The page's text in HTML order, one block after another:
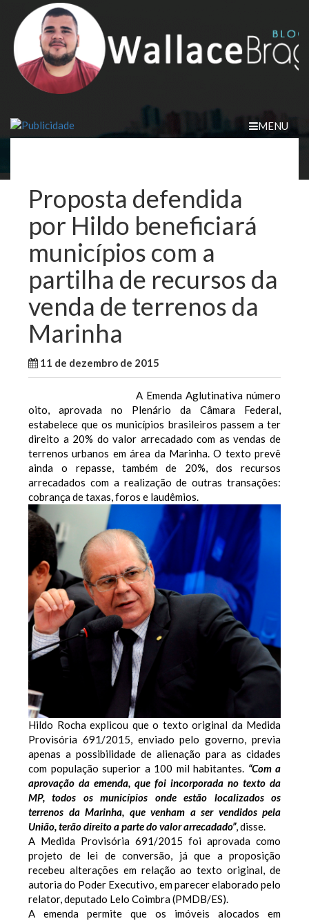
content
MENU
Proposta defendida
por Hildo beneficiará
municípios com a
partilha de recursos da
venda de terrenos da
Marinha
11 de dezembro de 2015
A Emenda Aglutinativa número
oito, aprovada no Plenário da Câmara Federal,
estabelece que os municípios brasileiros passem a ter
direito a 20% do valor arrecadado com as vendas de
terrenos urbanos em área da Marinha. O texto prevê
ainda o repasse, também de 20%, dos recursos
arrecadados com a realização de outras transações:
cobrança de taxas, foros e laudêmios.
Hildo Rocha explicou que o texto original da Medida
Provisória 691/2015, enviado pelo governo, previa
apenas a possibilidade de alienação para as cidades
com população superior a 100 mil habitantes. “Com a
aprovação da emenda, que foi incorporada no texto da
MP, todos os municípios onde estão localizados os
terrenos da Marinha, que venham a ser vendidos pela
União, terão direito a parte do valor arrecadado”, disse.
A Medida Provisória 691/2015 foi aprovada como
projeto de lei de conversão, já que a proposição
recebeu alterações em relação ao texto original, de
autoria do Poder Executivo, em parecer elaborado pelo
relator, deputado Lelo Coimbra (PMDB/ES).
A emenda permite que os imóveis alocados em